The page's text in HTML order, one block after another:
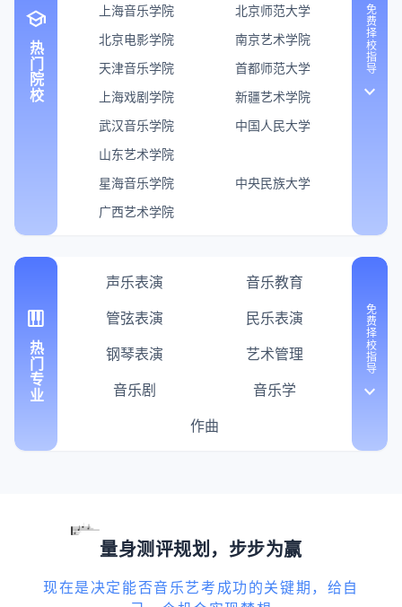
school
热门院校
上海音乐学院
北京师范大学
北京电影学院
南京艺术学院
天津音乐学院
首都师范大学
上海戏剧学院
新疆艺术学院
武汉音乐学院
中国人民大学
山东艺术学院
星海音乐学院
中央民族大学
广西艺术学院
免费择校指导
keyboard_arrow_down
piano
热门专业
声乐表演
音乐教育
管弦表演
民乐表演
钢琴表演
艺术管理
音乐剧
音乐学
作曲
免费择校指导
keyboard_arrow_down
量身测评规划，步步为赢
现在是决定能否音乐艺考成功的关键期，给自